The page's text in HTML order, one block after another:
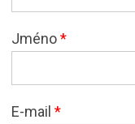
Jméno*
E-mail *